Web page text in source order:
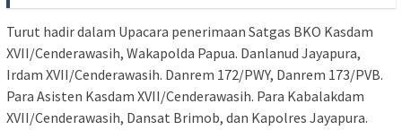
Turut hadir dalam Upacara penerimaan Satgas BKO Kasdam
XVII/Cenderawasih, Wakapolda Papua. Danlanud Jayapura,
Irdam XVII/Cenderawasih. Danrem 172/PWY, Danrem 173/PVB.
Para Asisten Kasdam XVII/Cenderawasih. Para Kabalakdam
XVII/Cenderawasih, Dansat Brimob, dan Kapolres Jayapura.